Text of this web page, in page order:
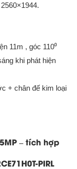
11m , góc 110⁰
khi phát hiện
+ chân đế kim loại
– tích hợp
PIRL